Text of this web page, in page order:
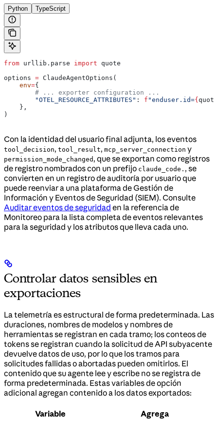
Python TypeScript
from urllib.parse import quote
options = ClaudeAgentOptions(
    env
={
        # ... exporter configuration ...
        "OTEL_RESOURCE_ATTRIBUTES"
: f "enduser.id={
    },
)
Con la identidad del usuario final adjunta, los eventos
tool_decision, tool_result, mcp_server_connection y
permission_mode_changed , que se exportan como registros
de registro nombrados con un prefijo claude_code. , se
convierten en un registro de auditoría por usuario que
puede reenviar a una plataforma de Gestión de
Información y Eventos de Seguridad (SIEM). Consulte
Auditar eventos de seguridad en la referencia de
Monitoreo para la lista completa de eventos relevantes
para la seguridad y los atributos que lleva cada uno.
Controlar datos sensibles en
exportaciones
La telemetría es estructural de forma predeterminada. Las
duraciones, nombres de modelos y nombres de
herramientas se registran en cada tramo; los conteos de
tokens se registran cuando la solicitud de API subyacente
devuelve datos de uso, por lo que los tramos para
solicitudes fallidas o abortadas pueden omitirlos. El
contenido que su agente lee y escribe no se registra de
forma predeterminada. Estas variables de opción
adicional agregan contenido a los datos exportados:
Variable
Agrega